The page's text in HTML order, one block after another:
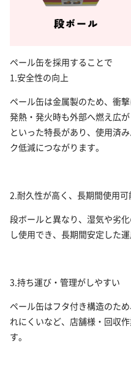
ペール缶を採用することで
1.安全性の向上
ペール缶は金属製のため、衝
発熱・発火時も外部へ燃え広
といった特長があり、使用済
ク低減につながります。
2.耐久性が高く、長期間使用可
段ボールと異なり、湿気や劣
し使用でき、長期間安定した運
3.持ち運び・管理がしやすい
ペール缶はフタ付き構造のた
れにくいなど、店舗様・回収
す。